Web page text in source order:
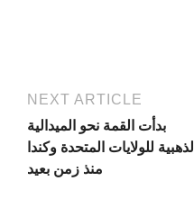
NEXT ARTICLE
بدأت القمة نحو الميدالية
الذهبية للولايات المتحدة وكندا
منذ زمن بعيد